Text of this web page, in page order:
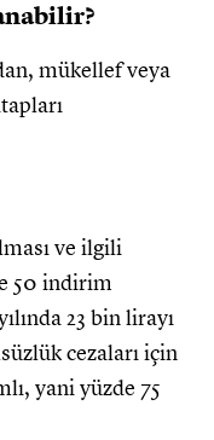
mükellef veya
ve ilgili
50 indirim
23 bin lirayı
cezaları için
yani yüzde 75